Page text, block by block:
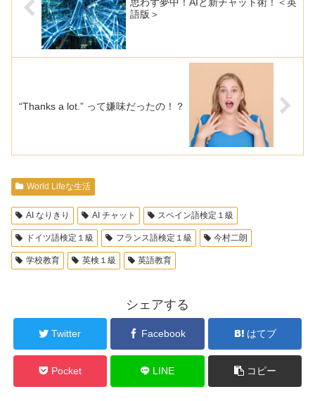
思わず夢中！AIと新チャット術！＜英
語版＞
“Thanks a lot.” って嫌味だったの！？
World Lifeな生活
AI なりきり AI チャット スペイン語検定１級
ドイツ語検定１級 フランス語検定１級 今村二朗
学校教育 英検１級 英語教育
シェアする
Twitter Facebook はてブ
Pocket LINE コピー